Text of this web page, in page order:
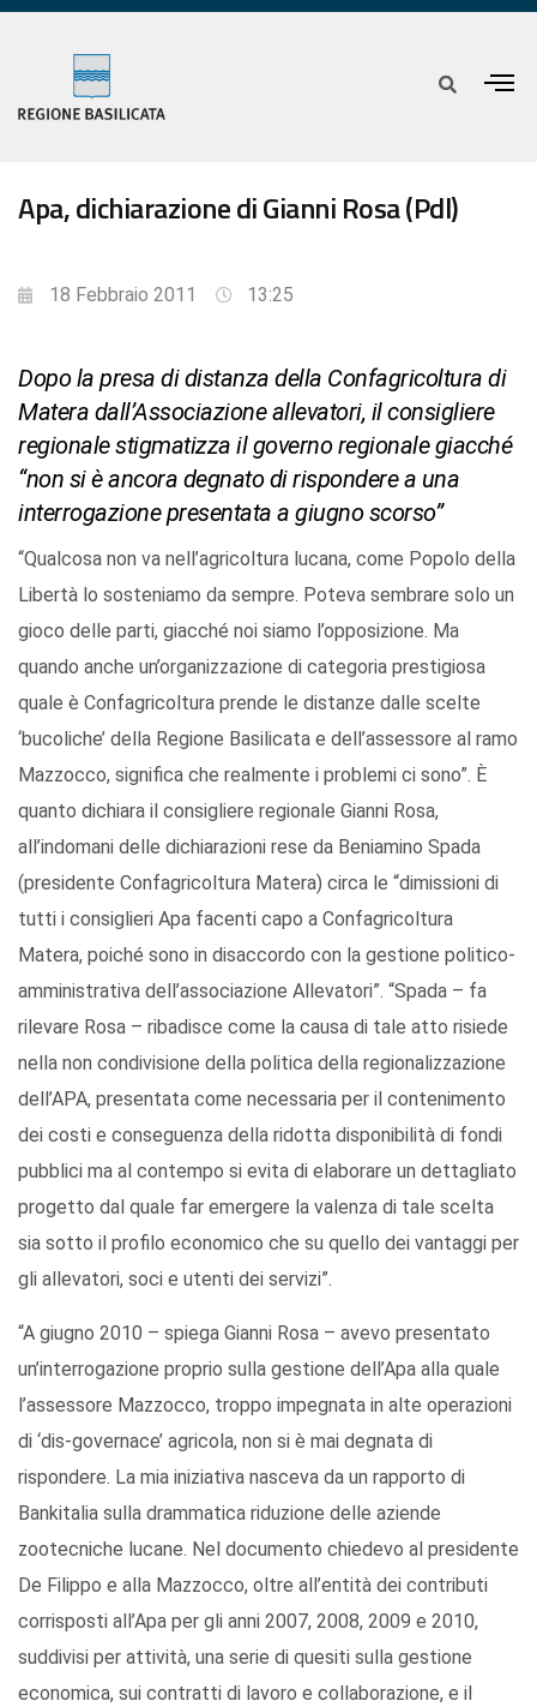
Apa, dichiarazione di Gianni Rosa (Pdl)
18 Febbraio 2011 13:25
Dopo la presa di distanza della Confagricoltura di
Matera dall’Associazione allevatori, il consigliere
regionale stigmatizza il governo regionale giacché
“non si è ancora degnato di rispondere a una
interrogazione presentata a giugno scorso”
“Qualcosa non va nell’agricoltura lucana, come Popolo della
Libertà lo sosteniamo da sempre. Poteva sembrare solo un
gioco delle parti, giacché noi siamo l’opposizione. Ma
quando anche un’organizzazione di categoria prestigiosa
quale è Confagricoltura prende le distanze dalle scelte
‘bucoliche’ della Regione Basilicata e dell’assessore al ramo
Mazzocco, significa che realmente i problemi ci sono”. È
quanto dichiara il consigliere regionale Gianni Rosa,
all’indomani delle dichiarazioni rese da Beniamino Spada
(presidente Confagricoltura Matera) circa le “dimissioni di
tutti i consiglieri Apa facenti capo a Confagricoltura
Matera, poiché sono in disaccordo con la gestione politico-
amministrativa dell’associazione Allevatori”. “Spada – fa
rilevare Rosa – ribadisce come la causa di tale atto risiede
nella non condivisione della politica della regionalizzazione
dell’APA, presentata come necessaria per il contenimento
dei costi e conseguenza della ridotta disponibilità di fondi
pubblici ma al contempo si evita di elaborare un dettagliato
progetto dal quale far emergere la valenza di tale scelta
sia sotto il profilo economico che su quello dei vantaggi per
gli allevatori, soci e utenti dei servizi”.
“A giugno 2010 – spiega Gianni Rosa – avevo presentato
un’interrogazione proprio sulla gestione dell’Apa alla quale
l’assessore Mazzocco, troppo impegnata in alte operazioni
di ‘dis-governace’ agricola, non si è mai degnata di
rispondere. La mia iniziativa nasceva da un rapporto di
Bankitalia sulla drammatica riduzione delle aziende
zootecniche lucane. Nel documento chiedevo al presidente
De Filippo e alla Mazzocco, oltre all’entità dei contributi
corrisposti all’Apa per gli anni 2007, 2008, 2009 e 2010,
suddivisi per attività, una serie di quesiti sulla gestione
economica, sui contratti di lavoro e collaborazione, e il